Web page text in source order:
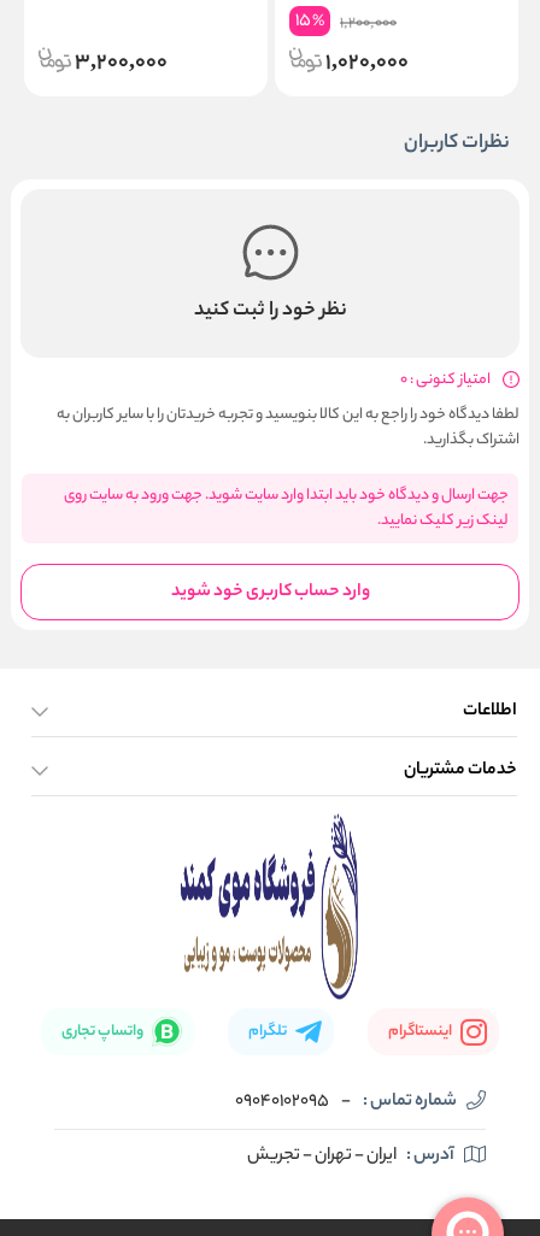
1,200,000
15%
1,020,000
3,200,000
نظرات کاربران
نظر خود را ثبت کنید
امتیاز کنونی : 0
لطفا دیدگاه خود را راجع به این کالا بنویسید و تجربه خریدتان را با سایر کاربران به
اشتراک بگذارید.
جهت ارسال و دیدگاه خود باید ابتدا وارد سایت شوید. جهت ورود به سایت روی
لینک زیر کلیک نمایید.
وارد حساب کاربری خود شوید
اطلاعات
صفحه اصلی
خدمات مشتریان
اینستاگرام تلگرام واتساپ تجاری
شماره تماس : -
09040102095
آدرس : ایران - تهران - تجریش